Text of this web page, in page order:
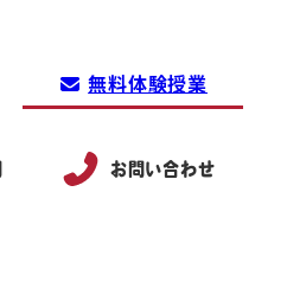
無料体験授業
お問い合わせ